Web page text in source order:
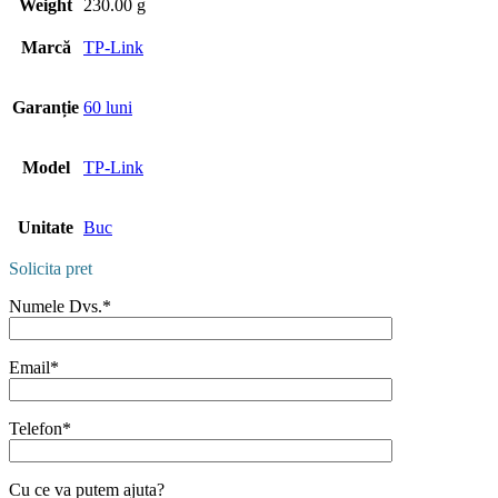
Weight 230.00 g
Marcă TP-Link
Garanție 60 luni
Model TP-Link
Unitate Buc
Solicita pret
Numele Dvs.*
Email*
Telefon*
Cu ce va putem ajuta?